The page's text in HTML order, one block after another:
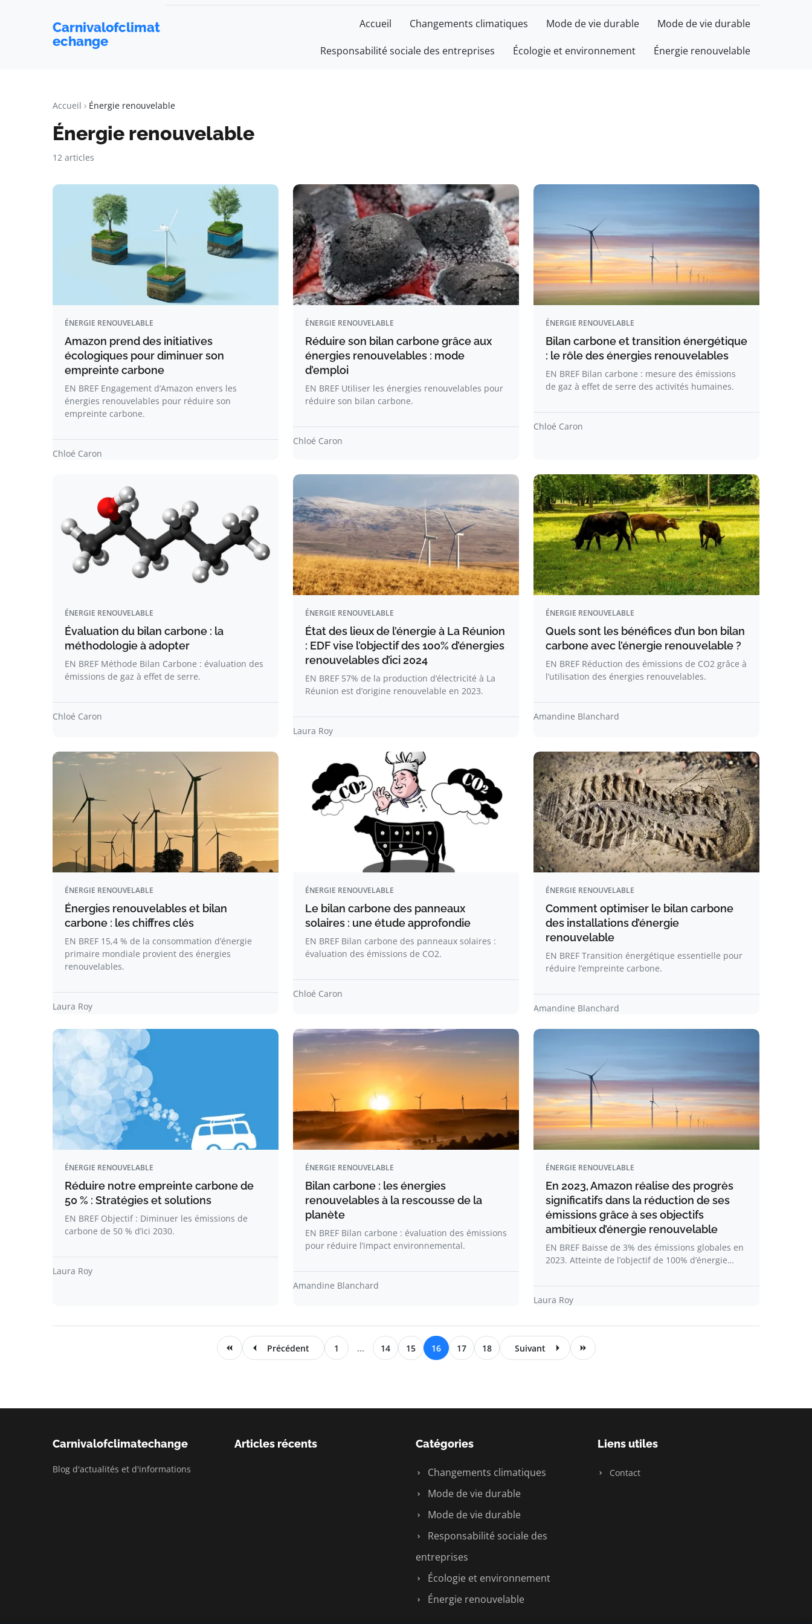
Carnivalofclimat
echange
Accueil Changements climatiques Mode de vie durable Mode de vie durable
Responsabilité sociale des entreprises Écologie et environnement Énergie renouvelable
Accueil Énergie renouvelable
Énergie renouvelable
12 articles
ÉNERGIE RENOUVELABLE
Amazon prend des initiatives
écologiques pour diminuer son
empreinte carbone
EN BREF Engagement d’Amazon envers les
énergies renouvelables pour réduire son
empreinte carbone.
Chloé Caron
ÉNERGIE RENOUVELABLE
Réduire son bilan carbone grâce aux
énergies renouvelables : mode
d’emploi
EN BREF Utiliser les énergies renouvelables pour
réduire son bilan carbone.
Chloé Caron
ÉNERGIE RENOUVELABLE
Bilan carbone et transition énergétique
: le rôle des énergies renouvelables
EN BREF Bilan carbone : mesure des émissions
de gaz à effet de serre des activités humaines.
Chloé Caron
ÉNERGIE RENOUVELABLE
Évaluation du bilan carbone : la
méthodologie à adopter
EN BREF Méthode Bilan Carbone : évaluation des
émissions de gaz à effet de serre.
Chloé Caron
ÉNERGIE RENOUVELABLE
État des lieux de l’énergie à La Réunion
: EDF vise l’objectif des 100% d’énergies
renouvelables d’ici 2024
EN BREF 57% de la production d’électricité à La
Réunion est d’origine renouvelable en 2023.
Laura Roy
ÉNERGIE RENOUVELABLE
Quels sont les bénéfices d’un bon bilan
carbone avec l’énergie renouvelable ?
EN BREF Réduction des émissions de CO2 grâce à
l’utilisation des énergies renouvelables.
Amandine Blanchard
ÉNERGIE RENOUVELABLE
Énergies renouvelables et bilan
carbone : les chiffres clés
EN BREF 15,4 % de la consommation d’énergie
primaire mondiale provient des énergies
renouvelables.
Laura Roy
ÉNERGIE RENOUVELABLE
Le bilan carbone des panneaux
solaires : une étude approfondie
EN BREF Bilan carbone des panneaux solaires :
évaluation des émissions de CO2.
Chloé Caron
ÉNERGIE RENOUVELABLE
Comment optimiser le bilan carbone
des installations d’énergie
renouvelable
EN BREF Transition énergétique essentielle pour
réduire l’empreinte carbone.
Amandine Blanchard
ÉNERGIE RENOUVELABLE
Réduire notre empreinte carbone de
50 % : Stratégies et solutions
EN BREF Objectif : Diminuer les émissions de
carbone de 50 % d’ici 2030.
Laura Roy
ÉNERGIE RENOUVELABLE
Bilan carbone : les énergies
renouvelables à la rescousse de la
planète
EN BREF Bilan carbone : évaluation des émissions
pour réduire l’impact environnemental.
Amandine Blanchard
ÉNERGIE RENOUVELABLE
En 2023, Amazon réalise des progrès
significatifs dans la réduction de ses
émissions grâce à ses objectifs
ambitieux d’énergie renouvelable
EN BREF Baisse de 3% des émissions globales en
2023. Atteinte de l’objectif de 100% d’énergie…
Laura Roy
Précédent 1 ... 14 15 16 17 18 Suivant
Carnivalofclimatechange
Blog d'actualités et d'informations
Articles récents Catégories
Changements climatiques
Mode de vie durable
Mode de vie durable
Responsabilité sociale des
entreprises
Écologie et environnement
Énergie renouvelable
Liens utiles
Contact